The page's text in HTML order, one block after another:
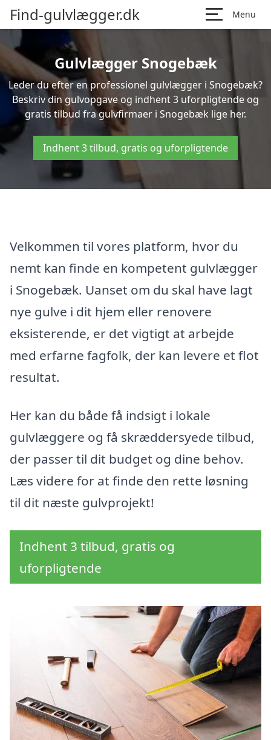
Find-gulvlægger.dk Menu
Gulvlægger Snogebæk
Leder du efter en professionel gulvlægger i Snogebæk?
Beskriv din gulvopgave og indhent 3 uforpligtende og
gratis tilbud fra gulvfirmaer i Snogebæk lige her.
Indhent 3 tilbud, gratis og uforpligtende
Velkommen til vores platform, hvor du
nemt kan finde en kompetent gulvlægger
i Snogebæk. Uanset om du skal have lagt
nye gulve i dit hjem eller renovere
eksisterende, er det vigtigt at arbejde
med erfarne fagfolk, der kan levere et flot
resultat.
Her kan du både få indsigt i lokale
gulvlæggere og få skræddersyede tilbud,
der passer til dit budget og dine behov.
Læs videre for at finde den rette løsning
til dit næste gulvprojekt!
Indhent 3 tilbud, gratis og
uforpligtende